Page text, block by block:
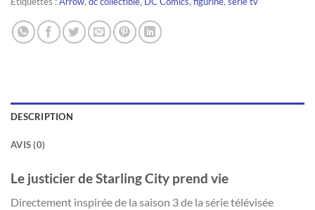
DESCRIPTION
AVIS (0)
Le justicier de Starling City prend vie
Directement inspirée de la saison 3 de la série télévisée